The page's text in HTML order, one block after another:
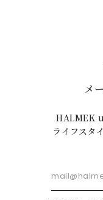
メ
HALMEK
ライフスタ